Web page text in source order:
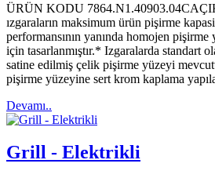
ÜRÜN KODU
ızgaraların maksimum ürün pişirme
performansının yanında homojen pişirme
için tasarlanmıştır.* Izgaralarda standart
satine edilmiş çelik pişirme yüzeyi
pişirme yüzeyine sert krom kaplama
Devamı..
Grill - Elektrikli